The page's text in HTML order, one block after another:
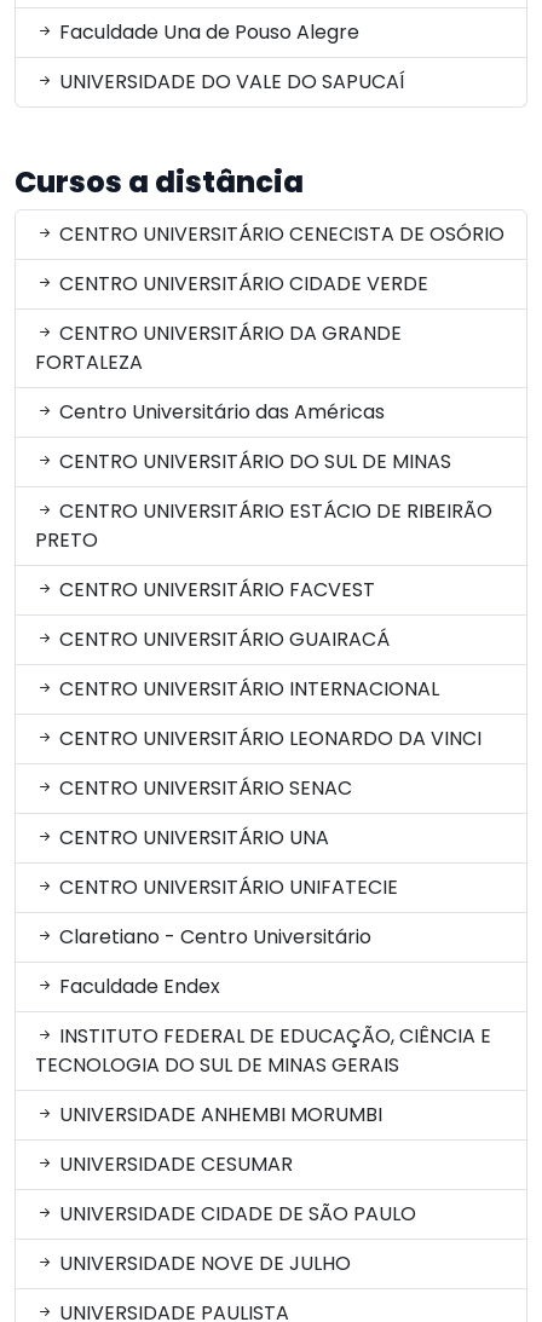
Faculdade Una de Pouso Alegre
UNIVERSIDADE DO VALE DO SAPUCAÍ
Cursos a distância
CENTRO UNIVERSITÁRIO CENECISTA DE OSÓRIO
CENTRO UNIVERSITÁRIO CIDADE VERDE
CENTRO UNIVERSITÁRIO DA GRANDE
FORTALEZA
Centro Universitário das Américas
CENTRO UNIVERSITÁRIO DO SUL DE MINAS
CENTRO UNIVERSITÁRIO ESTÁCIO DE RIBEIRÃO
PRETO
CENTRO UNIVERSITÁRIO FACVEST
CENTRO UNIVERSITÁRIO GUAIRACÁ
CENTRO UNIVERSITÁRIO INTERNACIONAL
CENTRO UNIVERSITÁRIO LEONARDO DA VINCI
CENTRO UNIVERSITÁRIO SENAC
CENTRO UNIVERSITÁRIO UNA
CENTRO UNIVERSITÁRIO UNIFATECIE
Claretiano - Centro Universitário
Faculdade Endex
INSTITUTO FEDERAL DE EDUCAÇÃO, CIÊNCIA E
TECNOLOGIA DO SUL DE MINAS GERAIS
UNIVERSIDADE ANHEMBI MORUMBI
UNIVERSIDADE CESUMAR
UNIVERSIDADE CIDADE DE SÃO PAULO
UNIVERSIDADE NOVE DE JULHO
UNIVERSIDADE PAULISTA